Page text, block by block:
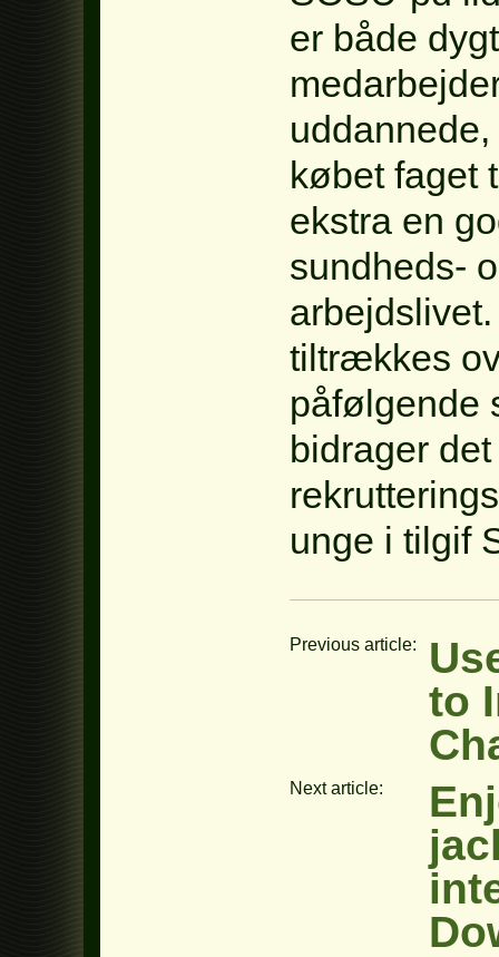
er både
købet faget
ekstra en
sundheds-
tiltrækkes
påfølgende
bidrager
unge i tilgif
Previous article:
to
Next article: